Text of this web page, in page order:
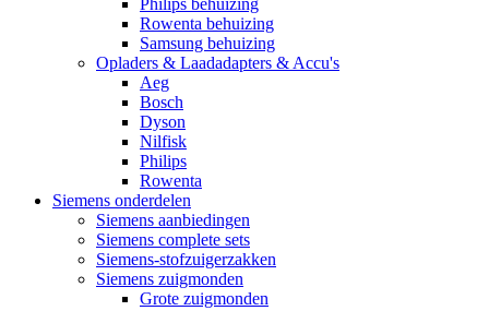
Philips behuizing
Rowenta behuizing
Samsung behuizing
Opladers & Laadadapters & Accu's
Aeg
Bosch
Dyson
Nilfisk
Philips
Rowenta
Siemens onderdelen
Siemens aanbiedingen
Siemens complete sets
Siemens-stofzuigerzakken
Siemens zuigmonden
Grote zuigmonden